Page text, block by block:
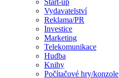
Start-up
Vydavatelství
Reklama/PR
Investice
Marketing
Telekomunikace
Hudba
Knihy
Počítačové hry/konzole